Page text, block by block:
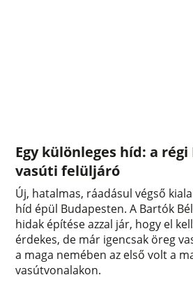
Egy különleges híd: a
vasúti felüljáró
Új, hatalmas, ráadásul végső
híd épül Budapesten. A Bartók
hidak építése azzal jár, hogy el
érdekes, de már igencsak öreg
a maga nemében az első volt a
vasútvonalakon.